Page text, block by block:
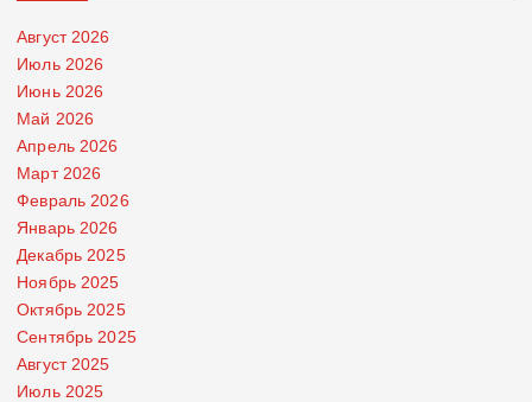
Август 2026
Июль 2026
Июнь 2026
Май 2026
Апрель 2026
Март 2026
Февраль 2026
Январь 2026
Декабрь 2025
Ноябрь 2025
Октябрь 2025
Сентябрь 2025
Август 2025
Июль 2025